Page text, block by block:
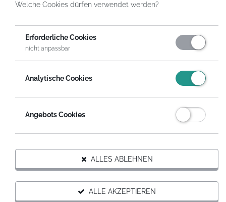
Organisation
Ansprechpartner
Welche Cookies dürfen verwendet werden?
Erforderliche Cookies
nicht anpassbar
Analytische Cookies
Angebots Cookies
ALLES ABLEHNEN
ALLE AKZEPTIEREN